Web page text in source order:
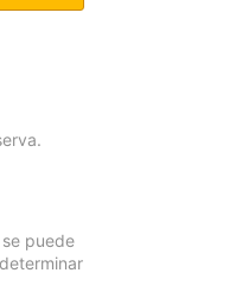
puede